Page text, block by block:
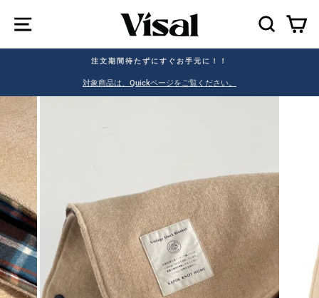
注文期間待たずにすぐお手元に！！
対象商品は、Quickページをご覧ください。